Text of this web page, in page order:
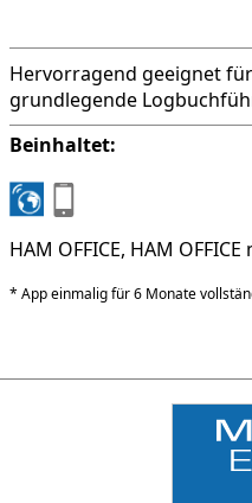
Hervorragend geeignet
grundlegende
Beinhaltet:
HAM OFFICE, HAM
* App einmalig für 6 Monate